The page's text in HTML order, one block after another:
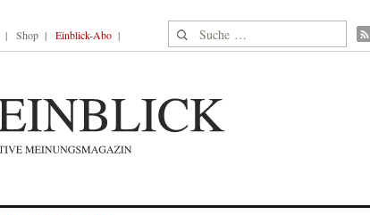
Shop Einblick-Abo Suche nach: